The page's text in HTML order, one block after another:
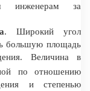
инженерам за
. Широкий угол
большую площадь
Величина в
по отношению
и степенью